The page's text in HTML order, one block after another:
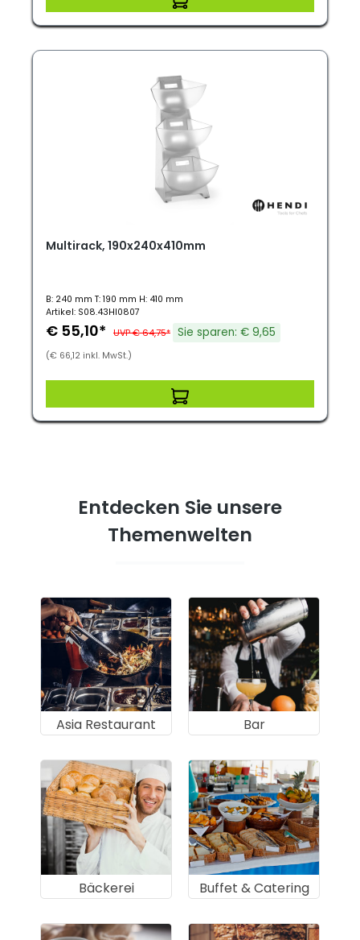
Multirack, 190x240x410mm
B: 240 mm T: 190 mm H: 410 mm
Artikel: S08.43HI0807
€ 55,10* UVP € 64,75* Sie sparen: € 9,65
(€ 66,12 inkl. MwSt.)
Entdecken Sie unsere
Themenwelten
Asia Restaurant Bar
Bäckerei Buffet & Catering